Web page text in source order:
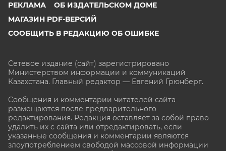
РЕКЛАМА
ОБ ИЗДАТЕЛЬСКОМ ДОМЕ
МАГАЗИН PDF-ВЕРСИЙ
СООБЩИТЬ В РЕДАКЦИЮ ОБ ОШИБКЕ
Сетевое издание (сайт) зарегистрировано
Министерством информации и коммуникаций
Казахстана. Главный редактор — Евгений Грюнберг.
Сообщения и комментарии читателей сайта
размещаются после предварительного
редактирования. Редакция оставляет за собой право
удалить их с сайта или отредактировать, если
указанные сообщения и комментарии являются
злоупотреблением свободой массовой информации